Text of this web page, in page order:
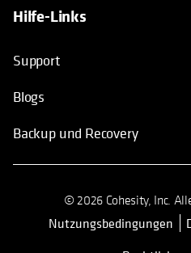
Hilfe-Links
Support
Blogs
Backup und Recovery
© 2026 Cohesity, Inc.
Nutzungsbedingungen